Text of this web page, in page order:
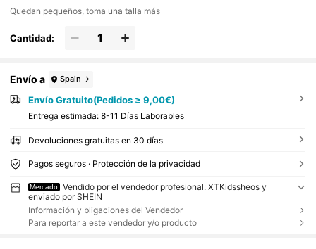
Quedan pequeños, toma una talla más
Cantidad:
Envío a Spain
Envío Gratuito(Pedidos ≥ 9,00€)
Entrega estimada: 8-11 Días Laborables
Devoluciones gratuitas en 30 días
Pagos seguros · Protección de la privacidad
Mercado
Vendido por el vendedor profesional: XTKidssheos y
enviado por SHEIN
Información y bligaciones del Vendedor
Para reportar a este vendedor y/o producto